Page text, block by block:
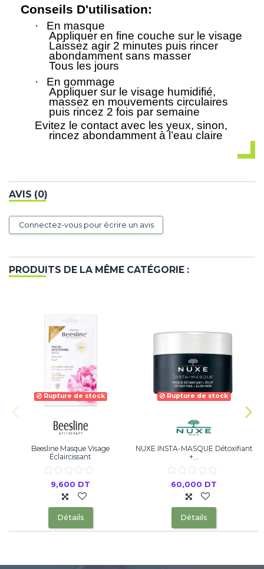
Conseils D'utilisation:
·
En masque
Appliquer en fine couche sur le visage
Laissez agir 2 minutes puis rincer
abondamment sans masser
Tous les jours
·
En gommage
Appliquer sur le visage humidifié,
massez en mouvements circulaires
puis rincez 2 fois par semaine
Evitez le contact avec les yeux, sinon,
rincez abondamment à l’eau claire
AVIS (0)
Connectez-vous pour écrire un avis
PRODUITS DE LA MÊME CATÉGORIE :
Rupture de stock
Beesline Masque Visage
Éclaircissant
9,600 DT
Détails
Rupture de stock
NUXE INSTA-MASQUE Détoxifiant
+...
60,000 DT
Détails